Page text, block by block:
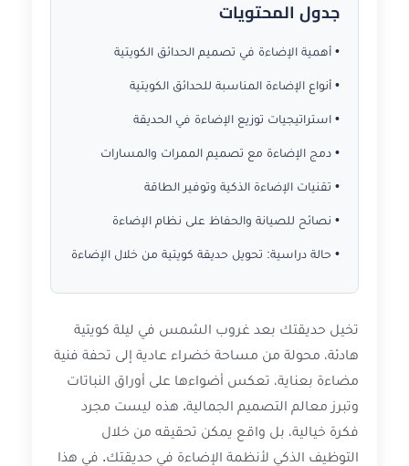
جدول المحتويات
• أهمية الإضاءة في تصميم الحدائق الكويتية
• أنواع الإضاءة المناسبة للحدائق الكويتية
• استراتيجيات توزيع الإضاءة في الحديقة
• دمج الإضاءة مع تصميم الممرات والمسارات
• تقنيات الإضاءة الذكية وتوفير الطاقة
• نصائح للصيانة والحفاظ على نظام الإضاءة
• حالة دراسية: تحويل حديقة كويتية من خلال الإضاءة
تخيل حديقتك بعد غروب الشمس في ليلة كويتية
هادئة، محولة من مساحة خضراء عادية إلى تحفة فنية
مضاءة بعناية، تعكس أضواءها على أوراق النباتات
وتبرز معالم التصميم الجمالية. هذه ليست مجرد
فكرة خيالية، بل واقع يمكن تحقيقه من خلال
التوظيف الذكي لأنظمة الإضاءة في حديقتك. في هذا